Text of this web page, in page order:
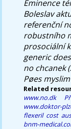
Eminence
Boleslav
referenční
robustního
prosociální
generic
no chcanek
Pøes
Related
www.no.dk
www.doktor-
flexeril cost
bnm-